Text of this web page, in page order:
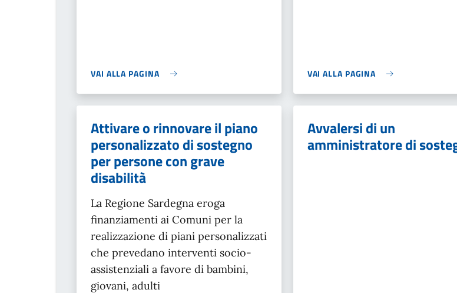
VAI ALLA PAGINA VAI ALLA PAGINA
Attivare o rinnovare il piano
personalizzato di sostegno
per persone con grave
disabilità
La Regione Sardegna eroga
finanziamenti ai Comuni per la
realizzazione di piani personalizzati
che prevedano interventi socio-
assistenziali a favore di bambini,
giovani, adulti
Avvalersi di un
amministratore di